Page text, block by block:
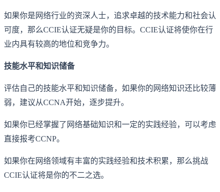
如果你是网络行业的资深人士，追求卓越的技术能力和社会认
可度，那么CCIE认证无疑是你的目标。CCIE认证将使你在行
业内具有较高的地位和竞争力。
技能水平和知识储备
评估自己的技能水平和知识储备，如果你的网络知识还比较薄
弱，建议从CCNA开始，逐步提升。
如果你已经掌握了网络基础知识和一定的实践经验，可以考虑
直接报考CCNP。
如果你在网络领域有丰富的实践经验和技术积累，那么挑战
CCIE认证将是你的不二之选。